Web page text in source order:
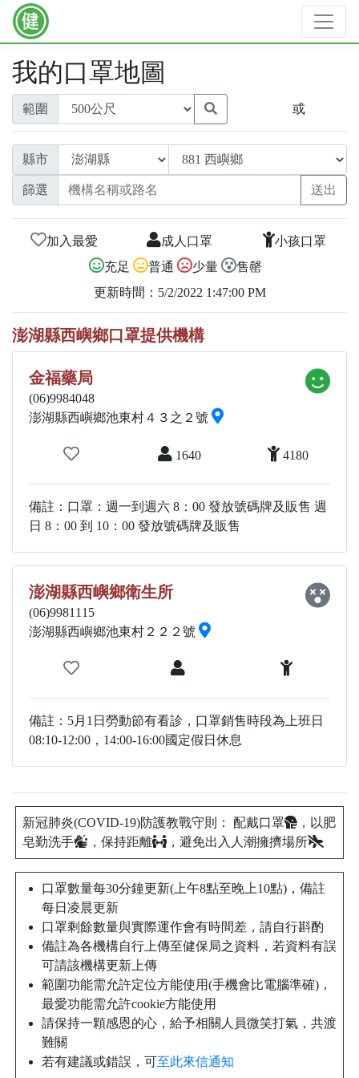
我的口罩地圖
範圍 或
縣市
篩選
加入最愛 成人口罩
小孩口罩
充足
普通 少量
售罄
更新時間：5/2/2022 1:47:00 PM
澎湖縣西嶼鄉口罩提供機構
金福藥局
(06)9984048
澎湖縣西嶼鄉池東村４３之２號
1640 4180
備註：口罩：週一到週六 8：00 發放號碼牌及販售 週
日 8：00 到 10：00 發放號碼牌及販售
澎湖縣西嶼鄉衛生所
(06)9981115
澎湖縣西嶼鄉池東村２２２號
備註：5月1日勞動節有看診，口罩銷售時段為上班日
08:10-12:00，14:00-16:00國定假日休息
新冠肺炎(COVID-19)防護教戰守則： 配戴口罩
，以肥
皂勤洗手
，保持距離 ，避免出入人潮擁擠場所
口罩數量每30分鐘更新(上午8點至晚上10點)，備註
每日凌晨更新
口罩剩餘數量與實際運作會有時間差，請自行斟酌
備註為各機構自行上傳至健保局之資料，若資料有誤
可請該機構更新上傳
範圍功能需允許定位方能使用(手機會比電腦準確)，
最愛功能需允許cookie方能使用
請保持一顆感恩的心，給予相關人員微笑打氣，共渡
難關
若有建議或錯誤，可至此來信通知